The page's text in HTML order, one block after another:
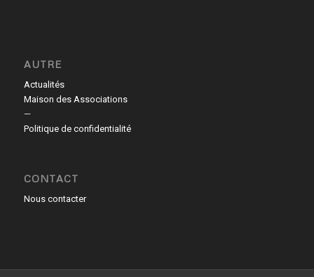
AUTRE
Actualités
Maison des Associations
—
Politique de confidentialité
CONTACT
Nous contacter